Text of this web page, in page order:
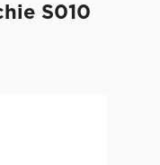
S010